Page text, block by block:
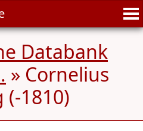
Databank
» Cornelius
(-1810)